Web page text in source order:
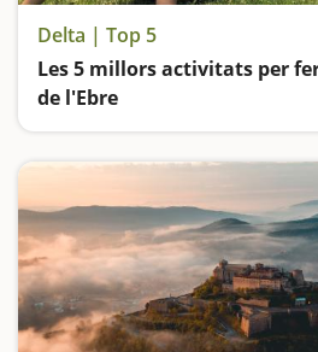
Delta | Top 5
Les 5 millors activitats per
de l'Ebre